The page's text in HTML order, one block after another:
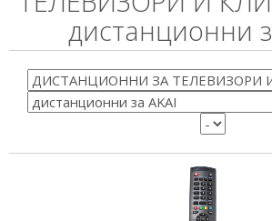
дистанционни